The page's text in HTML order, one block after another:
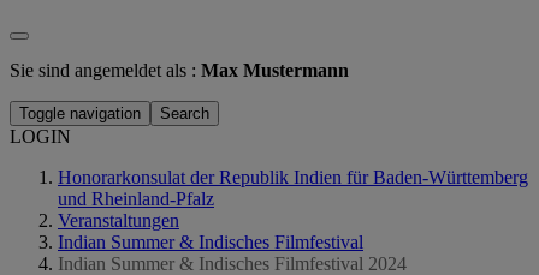
Sie sind angemeldet als : Max Mustermann
Toggle navigation Search
LOGIN
Honorarkonsulat der Republik Indien für Baden-Württemberg
und Rheinland-Pfalz
Veranstaltungen
Indian Summer & Indisches Filmfestival
Indian Summer & Indisches Filmfestival 2024